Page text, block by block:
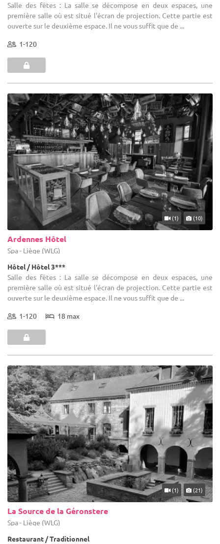
Salle des fêtes : La salle se décompose en deux espaces, une
première salle où est situé l'écran de projection. Cette partie est
ouverte sur le deuxième espace. Il ne vous suffit que de ...
1-120
(1) (10)
Ardennes Hôtel
Spa - Liège (WLG)
Hôtel / Hôtel 3***
Salle des fêtes : La salle se décompose en deux espaces, une
première salle où est situé l'écran de projection. Cette partie est
ouverte sur le deuxième espace. Il ne vous suffit que de ...
1-120 18 max
(1) (21)
La Source de la Géronstere
Spa - Liège (WLG)
Restaurant / Traditionnel